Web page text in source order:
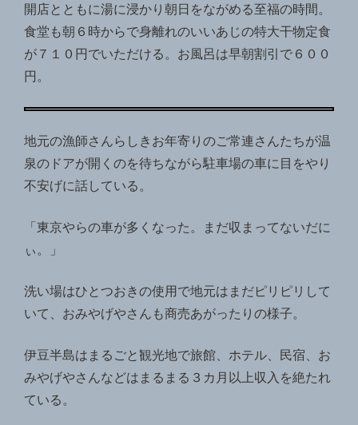
開店とともに湯に浸かり朝日をながめる至福の時間。
食堂も朝６時からで身離れのいいあじの特大干物定食
が７１０円でいただける。お風呂は早朝割引で６００
円。
地元の漁師さんらしきお年寄りのご常連さんたちが温
泉のドアが開くのを待ちながら駐車場の車に目をやり
不安げに話している。
「東京やらの車が多くなった。まだ収まってないだに
ぃ。」
洗い場はひとつおきの使用で地元はまだピリピリして
いて、おみやげやさんも商売あがったりの様子。
伊豆半島はまるごと観光地で旅館、ホテル、民宿、お
みやげやさんなどはまるまる３カ月以上収入を絶たれ
ている。